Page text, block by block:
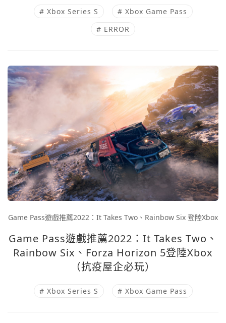
# Xbox Series S
# Xbox Game Pass
# ERROR
Game Pass遊戲推薦2022：It Takes Two、Rainbow Six 登陸Xbox
Game Pass遊戲推薦2022：It Takes Two、
Rainbow Six、Forza Horizon 5登陸Xbox
（抗疫屋企必玩）
# Xbox Series S # Xbox Game Pass